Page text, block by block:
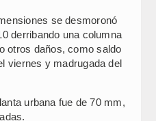
se desmoronó
derribando una columna
otros daños, como saldo
viernes y madrugada del
urbana fue de 70 mm,